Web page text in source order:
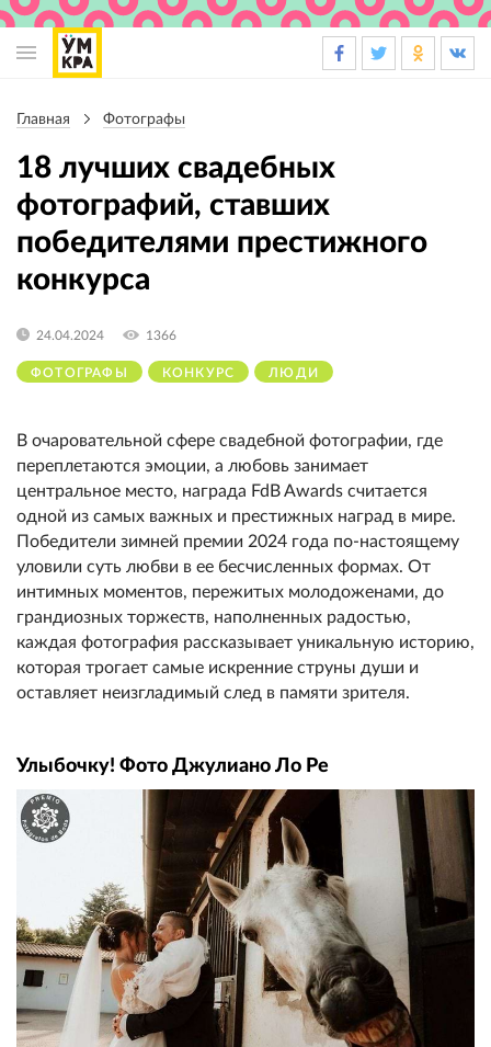
навигация
навигации
Главная Фотографы
18 лучших свадебных
фотографий, ставших
победителями престижного
конкурса
ФОТОГРАФЫ КОНКУРС ЛЮДИ
24.04.2024 1366
В очаровательной сфере свадебной фотографии, где
переплетаются эмоции, а любовь занимает
центральное место, награда FdB Awards считается
одной из самых важных и престижных наград в мире.
Победители зимней премии 2024 года по-настоящему
уловили суть любви в ее бесчисленных формах. От
интимных моментов, пережитых молодоженами, до
грандиозных торжеств, наполненных радостью,
каждая фотография рассказывает уникальную историю,
которая трогает самые искренние струны души и
оставляет неизгладимый след в памяти зрителя.
Улыбочку! Фото Джулиано Ло Ре